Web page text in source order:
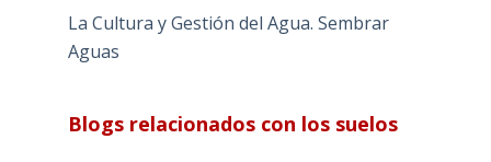
La Cultura y Gestión del Agua. Sembrar
Aguas
Blogs relacionados con los suelos